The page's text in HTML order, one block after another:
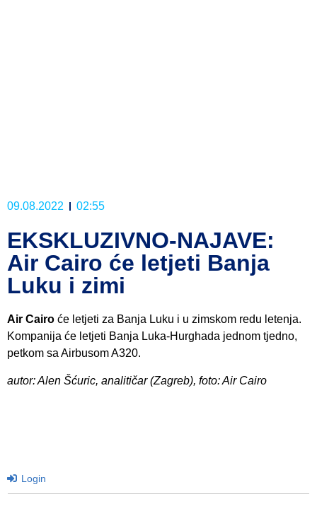
09.08.2022 02:55
EKSKLUZIVNO-NAJAVE:
Air Cairo će letjeti Banja
Luku i zimi
Air Cairo će letjeti za Banja Luku i u zimskom redu letenja.
Kompanija će letjeti Banja Luka-Hurghada jednom tjedno,
petkom sa Airbusom A320.
autor: Alen Šćuric, analitičar (Zagreb), foto: Air Cairo
Login